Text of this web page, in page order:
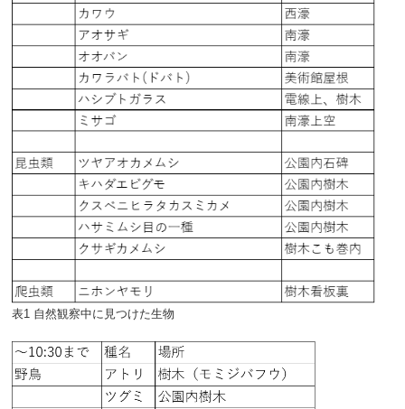
表1 自然観察中に見つけた生物